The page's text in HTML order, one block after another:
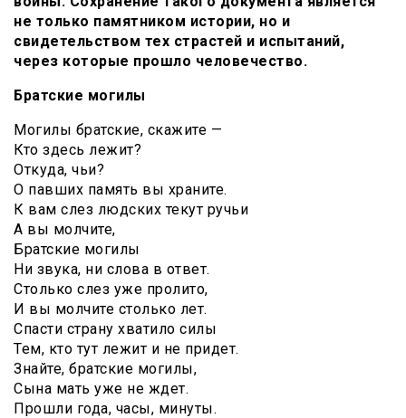
не только памятником истории, но и
свидетельством тех страстей и испытаний,
через которые прошло человечество.
Братские могилы
Могилы братские, скажите —
Кто здесь лежит?
Откуда, чьи?
О павших память вы храните.
К вам слез людских текут ручьи
А вы молчите,
Братские могилы
Ни звука, ни слова в ответ.
Столько слез уже пролито,
И вы молчите столько лет.
Спасти страну хватило силы
Тем, кто тут лежит и не придет.
Знайте, братские могилы,
Сына мать уже не ждет.
Прошли года, часы, минуты.